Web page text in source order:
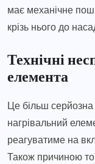
має механічне
крізь нього до
Технічні
елемента
Це більш
нагрівальний
реагуватиме на
Також причиною